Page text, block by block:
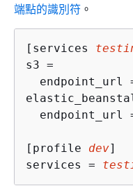
端點的識別符 。
[services
s3 =
endpoint_url
endpoint_url
[profile dev]
services =